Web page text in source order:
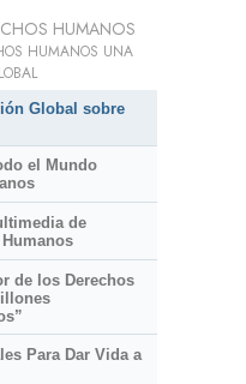
HUMANOS
HUMANOS UNA
Global sobre
el Mundo
de
de los Derechos
Para Dar Vida a